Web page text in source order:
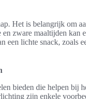
Het is belangrijk om
zware maaltijden kan
een lichte snack, zoals
bieden die helpen bij
zijn enkele